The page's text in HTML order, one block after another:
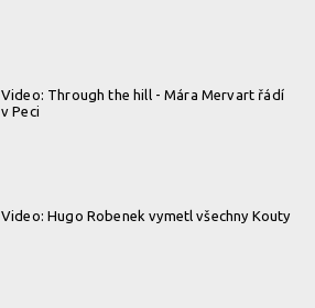
Video: Through the hill - Mára Mervart řádí
v Peci
Video: Hugo Robenek vymetl všechny Kouty